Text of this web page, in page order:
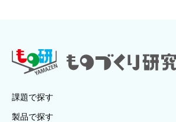
課題で探す
製品で探す